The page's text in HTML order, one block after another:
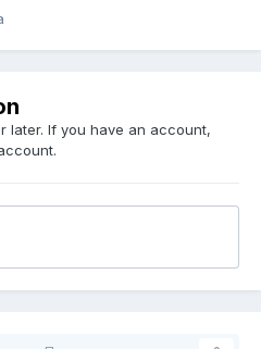
later. If you have an account,